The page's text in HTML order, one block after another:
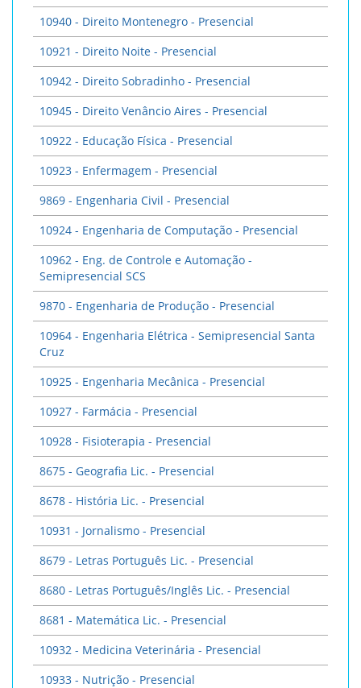
10940 - Direito Montenegro - Presencial
10921 - Direito Noite - Presencial
10942 - Direito Sobradinho - Presencial
10945 - Direito Venâncio Aires - Presencial
10922 - Educação Física - Presencial
10923 - Enfermagem - Presencial
9869 - Engenharia Civil - Presencial
10924 - Engenharia de Computação - Presencial
10962 - Eng. de Controle e Automação -
Semipresencial SCS
9870 - Engenharia de Produção - Presencial
10964 - Engenharia Elétrica - Semipresencial Santa
Cruz
10925 - Engenharia Mecânica - Presencial
10927 - Farmácia - Presencial
10928 - Fisioterapia - Presencial
8675 - Geografia Lic. - Presencial
8678 - História Lic. - Presencial
10931 - Jornalismo - Presencial
8679 - Letras Português Lic. - Presencial
8680 - Letras Português/Inglês Lic. - Presencial
8681 - Matemática Lic. - Presencial
10932 - Medicina Veterinária - Presencial
10933 - Nutrição - Presencial